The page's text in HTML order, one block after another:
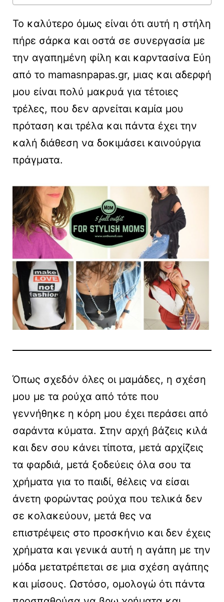
Το καλύτερο όμως είναι ότι αυτή η στήλη
πήρε σάρκα και οστά σε συνεργασία με
την αγαπημένη φίλη και καρντασίνα Εύη
από το mamasnpapas.gr, μιας και αδερφή
μου είναι πολύ μακρυά για τέτοιες
τρέλες, που δεν αρνείται καμία μου
πρόταση και τρέλα και πάντα έχει την
καλή διάθεση να δοκιμάσει καινούργια
πράγματα.
Όπως σχεδόν όλες οι μαμάδες, η σχέση
μου με τα ρούχα από τότε που
γεννήθηκε η κόρη μου έχει περάσει από
σαράντα κύματα. Στην αρχή βάζεις κιλά
και δεν σου κάνει τίποτα, μετά αρχίζεις
τα φαρδιά, μετά ξοδεύεις όλα σου τα
χρήματα για το παιδί, θέλεις να είσαι
άνετη φορώντας ρούχα που τελικά δεν
σε κολακεύουν, μετά θες να
επιστρέψεις στο προσκήνιο και δεν έχεις
χρήματα και γενικά αυτή η αγάπη με την
μόδα μετατρέπεται σε μια σχέση αγάπης
και μίσους. Ωστόσο, ομολογώ ότι πάντα